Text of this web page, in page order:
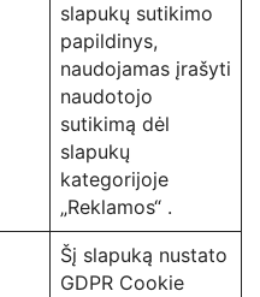
slapukų sutikimo
papildinys,
naudojamas įrašyti
naudotojo
sutikimą dėl
slapukų
kategorijoje
„Reklamos“ .
Šį slapuką nustato
GDPR Cookie